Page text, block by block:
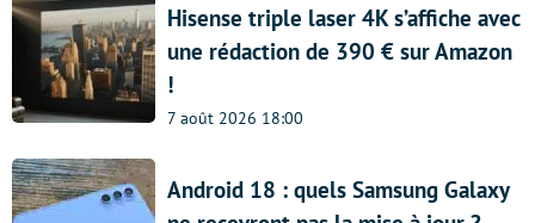
Hisense triple laser 4K s’affiche avec
une rédaction de 390 € sur Amazon
!
7 août 2026 18:00
Android 18 : quels Samsung Galaxy